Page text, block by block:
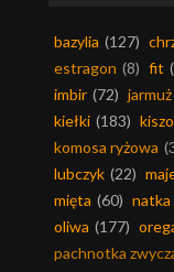
bazylia (127)
estragon (8) fit
imbir (72) jarmuż
kiełki (183)
komosa ryżowa
lubczyk (22)
mięta (60)
oliwa (177)
pachnotka